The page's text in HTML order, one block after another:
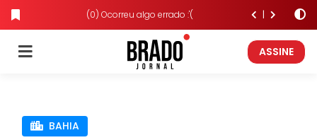
(0) Ocorreu algo errado :'(
ASSINE
BAHIA